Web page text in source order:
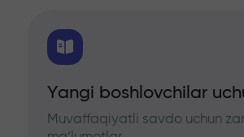
Yangi boshlovchilar
Muvaffaqiyatli savdo uchun